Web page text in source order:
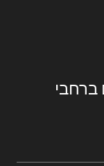
ברחבי